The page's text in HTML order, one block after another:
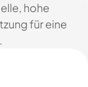
hohe
für eine